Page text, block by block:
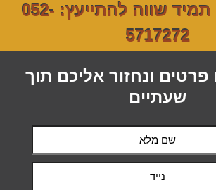
תמיד שווה להתייעץ: 052-
5717272
פרטים ונחזור אליכם תוך
שעתיים